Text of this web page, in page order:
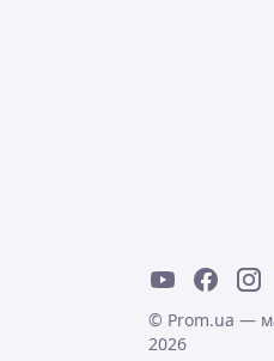
© Prom.ua —
2026